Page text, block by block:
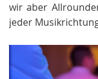
wir aber
jeder